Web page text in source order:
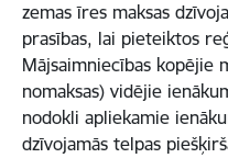
zemas īres maksas
prasības, lai pieteiktos
Mājsaimniecības kopējie
nomaksas) vidējie
nodokli apliekamie
dzīvojamās telpas